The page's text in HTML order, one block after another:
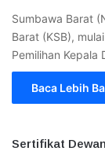
Sumbawa Barat
Barat (KSB),
Pemilihan
Baca Lebih
Sertifikat